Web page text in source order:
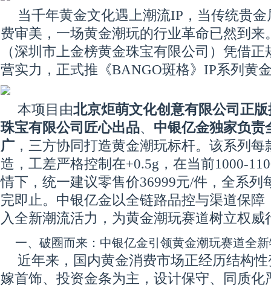
当千年黄金文化遇上潮流IP，当传统贵
费审美，一场黄金潮玩的行业革命已然到来
（深圳市上金榜黄金珠宝有限公司）凭借
营实力，正式推《BANGO斑格》IP系列黄
本项目由北京炬萌文化创意有限公司正
珠宝有限公司匠心出品、 中银亿金独家负责
广 ，三方协同打造黄金潮玩标杆。该系列
造，工差严格控制在+0.5g，在当前1000-
情下，统一建议零售价36999元/件，全系列
完即止。中银亿金以全链路品控与渠道保障
入全新潮流活力，为黄金潮玩赛道树立权威
一、破圈而来：中银亿金引领黄金潮玩赛道全
近年来，国内黄金消费市场正经历结构
嫁首饰、投资金条为主，设计保守、同质化